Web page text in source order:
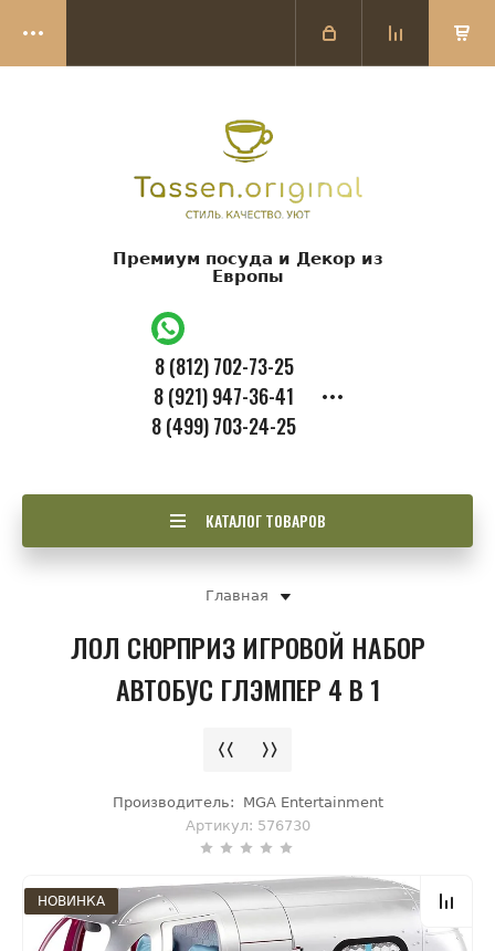
Премиум посуда и Декор из
Европы
8 (812) 702-73-25
8 (921) 947-36-41
8 (499) 703-24-25
КАТАЛОГ ТОВАРОВ
Главная
ЛОЛ СЮРПРИЗ ИГРОВОЙ НАБОР
АВТОБУС ГЛЭМПЕР 4 В 1
Производитель:
MGA Entertainment
Артикул: 576730
НОВИНКА